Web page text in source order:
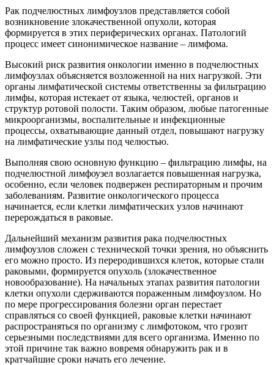
Рак подчелюстных лимфоузлов представляется собой
возникновение злокачественной опухоли, которая
формируется в этих периферических органах. Патологий
процесс имеет синонимическое название – лимфома.
Высокий риск развития онкологии именно в подчелюстных
лимфоузлах объясняется возложенной на них нагрузкой. Эти
органы лимфатической системы ответственны за фильтрацию
лимфы, которая истекает от языка, челюстей, органов и
структур ротовой полости. Таким образом, любые патогенные
микроорганизмы, воспалительные и инфекционные
процессы, охватывающие данный отдел, повышают нагрузку
на лимфатические узлы под челюстью.
Выполняя свою основную функцию – фильтрацию лимфы, на
подчелюстной лимфоузел возлагается повышенная нагрузка,
особенно, если человек подвержен респираторным и прочим
заболеваниям. Развитие онкологического процесса
начинается, если клетки лимфатических узлов начинают
перерождаться в раковые.
Дальнейший механизм развития рака подчелюстных
лимфоузлов сложен с технической точки зрения, но объяснить
его можно просто. Из переродившихся клеток, которые стали
раковыми, формируется опухоль (злокачественное
новообразование). На начальных этапах развития патологии
клетки опухоли сдерживаются пораженным лимфоузлом. Но
по мере прогрессирования болезни орган перестает
справляться со своей функцией, раковые клетки начинают
распространяться по организму с лимфотоком, что грозит
серьезными последствиями для всего организма. Именно по
этой причине так важно вовремя обнаружить рак и в
кратчайшие сроки начать его лечение.